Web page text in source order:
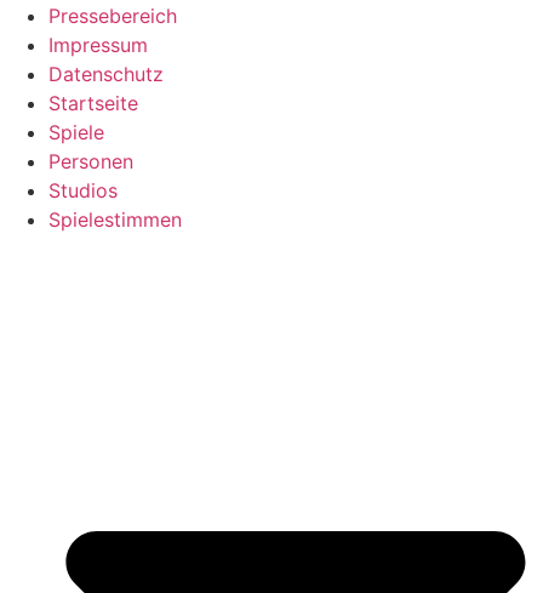
Pressebereich
Impressum
Datenschutz
Startseite
Spiele
Personen
Studios
Spielestimmen